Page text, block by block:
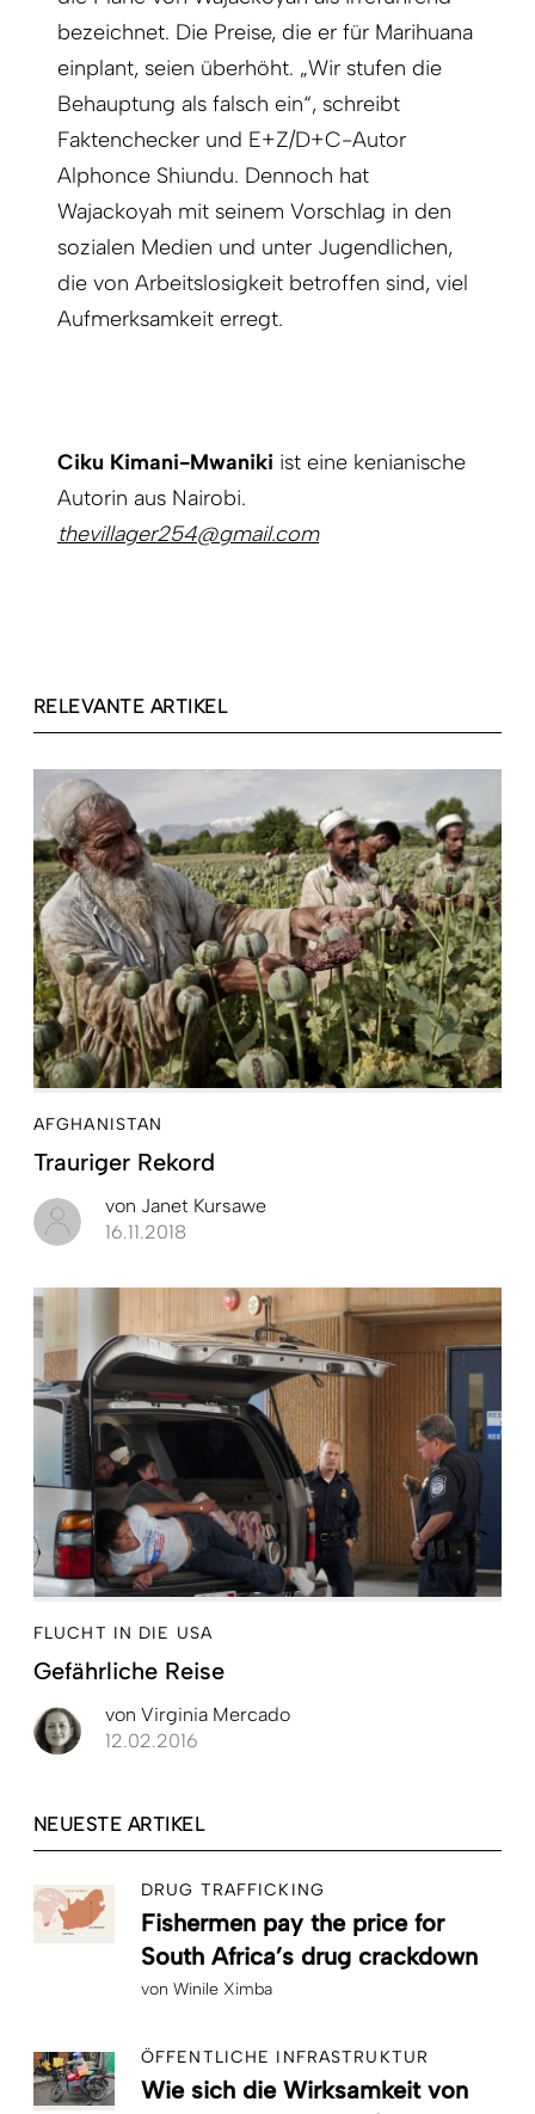
bezeichnet. Die Preise, die er für Marihuana
einplant, seien überhöht. „Wir stufen die
Behauptung als falsch ein“, schreibt
Faktenchecker und E+Z/D+C-Autor
Alphonce Shiundu. Dennoch hat
Wajackoyah mit seinem Vorschlag in den
sozialen Medien und unter Jugendlichen,
die von Arbeitslosigkeit betroffen sind, viel
Aufmerksamkeit erregt.
Ciku Kimani-Mwaniki ist eine kenianische
Autorin aus Nairobi.
thevillager254@gmail.com
RELEVANTE ARTIKEL
AFGHANISTAN
Trauriger Rekord
von Janet Kursawe
16.11.2018
FLUCHT IN DIE USA
Gefährliche Reise
von Virginia Mercado
12.02.2016
NEUESTE ARTIKEL
DRUG TRAFFICKING
Fishermen pay the price for
South Africa’s drug crackdown
von Winile Ximba
ÖFFENTLICHE INFRASTRUKTUR
Wie sich die Wirksamkeit von